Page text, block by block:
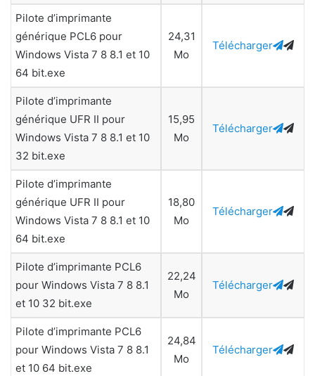
Pilote d’imprimante
générique PCL6 pour
Windows Vista 7 8 8.1 et 10
64 bit.exe
24,31
Mo
Télécharger
Pilote d’imprimante
générique UFR II pour
Windows Vista 7 8 8.1 et 10
32 bit.exe
15,95
Mo
Télécharger
Pilote d’imprimante
générique UFR II pour
Windows Vista 7 8 8.1 et 10
64 bit.exe
18,80
Mo
Télécharger
Pilote d’imprimante PCL6
pour Windows Vista 7 8 8.1
et 10 32 bit.exe
22,24
Mo
Télécharger
Pilote d’imprimante PCL6
pour Windows Vista 7 8 8.1
et 10 64 bit.exe
24,84
Mo
Télécharger